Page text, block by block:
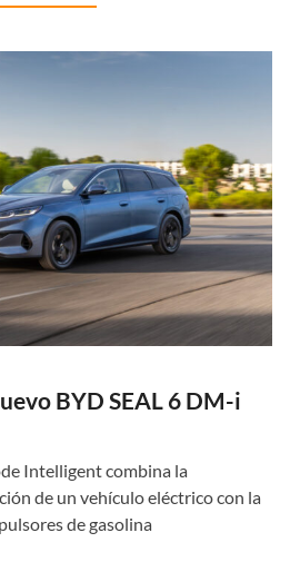
BYD SEAL 6 DM-i
Intelligent combina la
de un vehículo eléctrico con la
de gasolina